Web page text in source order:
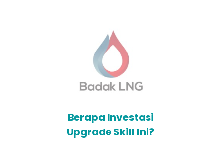
Berapa Investasi
Upgrade Skill Ini?